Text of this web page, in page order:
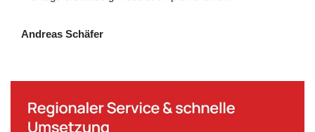
Andreas Schäfer